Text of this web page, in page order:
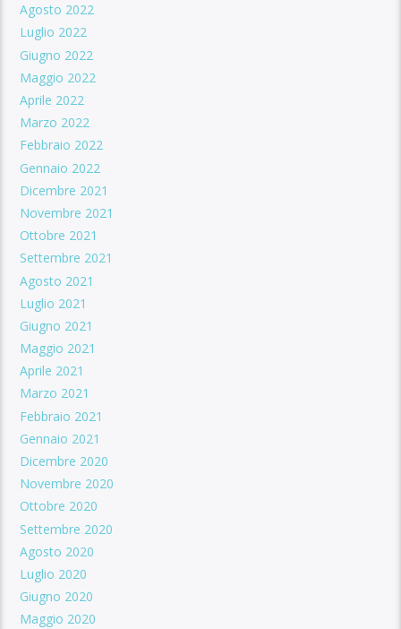
Agosto 2022
Luglio 2022
Giugno 2022
Maggio 2022
Aprile 2022
Marzo 2022
Febbraio 2022
Gennaio 2022
Dicembre 2021
Novembre 2021
Ottobre 2021
Settembre 2021
Agosto 2021
Luglio 2021
Giugno 2021
Maggio 2021
Aprile 2021
Marzo 2021
Febbraio 2021
Gennaio 2021
Dicembre 2020
Novembre 2020
Ottobre 2020
Settembre 2020
Agosto 2020
Luglio 2020
Giugno 2020
Maggio 2020